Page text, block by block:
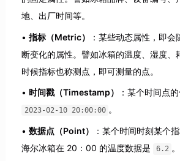
地、出厂时间等。
指标（Metric）
：某些动态属性，即会
断变化的属性。譬如冰箱的温度、湿度、
时候指标也称测点，即可测量的点。
时间戳（Timestamp） ：某个时间点
2023-02-10 20:00:00 。
数据点（Point）
：某个时间时刻某个
海尔冰箱在 20：00 的温度数据是
6.2 。